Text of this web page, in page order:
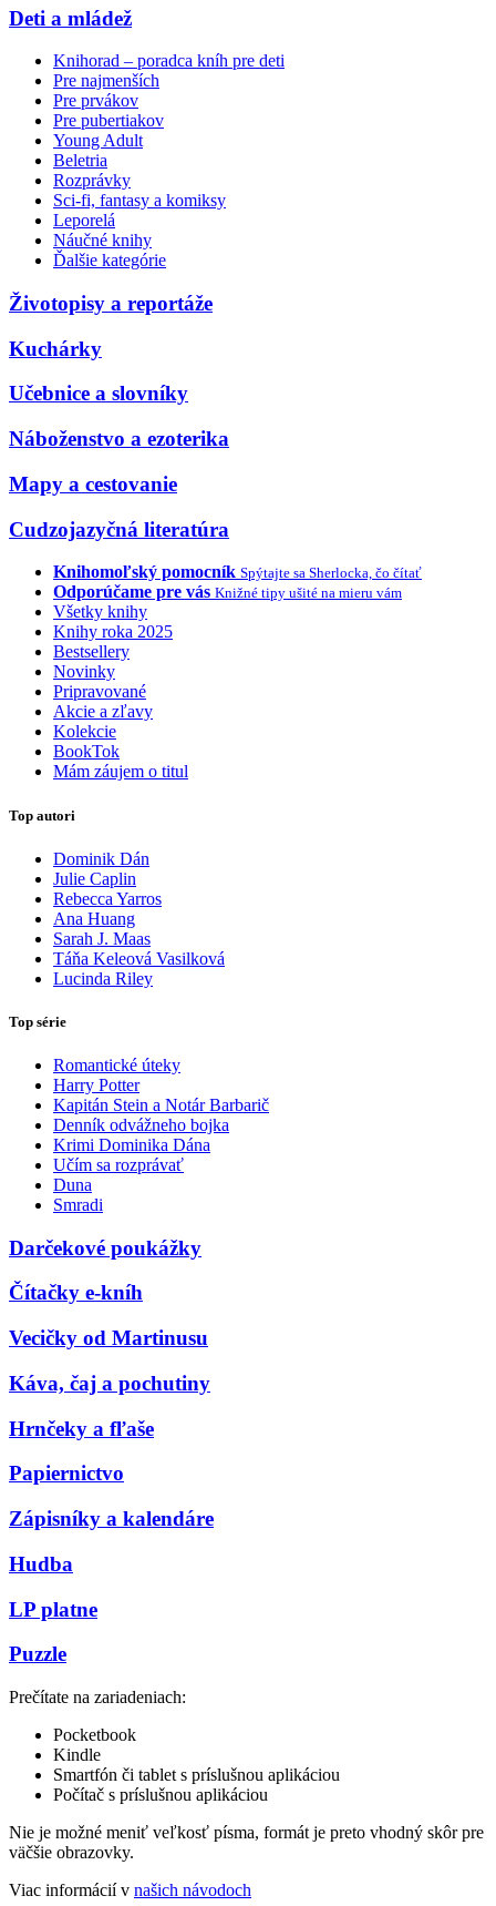
Deti a mládež
Knihorad – poradca kníh pre deti
Pre najmenších
Pre prvákov
Pre pubertiakov
Young Adult
Beletria
Rozprávky
Sci-fi, fantasy a komiksy
Leporelá
Náučné knihy
Ďalšie kategórie
Životopisy a reportáže
Kuchárky
Učebnice a slovníky
Náboženstvo a ezoterika
Mapy a cestovanie
Cudzojazyčná literatúra
Knihomoľský pomocník Spýtajte sa Sherlocka, čo čítať
Odporúčame pre vás Knižné tipy ušité na mieru vám
Všetky knihy
Knihy roka 2025
Bestsellery
Novinky
Pripravované
Akcie a zľavy
Kolekcie
BookTok
Mám záujem o titul
Top autori
Dominik Dán
Julie Caplin
Rebecca Yarros
Ana Huang
Sarah J. Maas
Táňa Keleová Vasilková
Lucinda Riley
Top série
Romantické úteky
Harry Potter
Kapitán Stein a Notár Barbarič
Denník odvážneho bojka
Krimi Dominika Dána
Učím sa rozprávať
Duna
Smradi
Darčekové poukážky
Čítačky e-kníh
Vecičky od Martinusu
Káva, čaj a pochutiny
Hrnčeky a fľaše
Papiernictvo
Zápisníky a kalendáre
Hudba
LP platne
Puzzle
Prečítate na zariadeniach:
Pocketbook
Kindle
Smartfón či tablet s príslušnou aplikáciou
Počítač s príslušnou aplikáciou
Nie je možné meniť veľkosť písma, formát je preto vhodný skôr pre
väčšie obrazovky.
Viac informácií v našich návodoch